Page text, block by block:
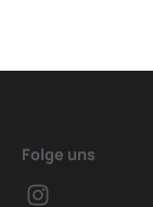
Folge uns